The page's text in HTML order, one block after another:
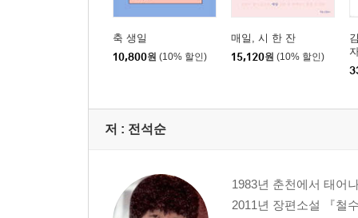
축 생일
10,800원 (10% 할인)
매일, 시 한 잔
15,120원 (10% 할인)
저 : 전석순
1983년 춘천에서 태어
2011년 장편소설 『철